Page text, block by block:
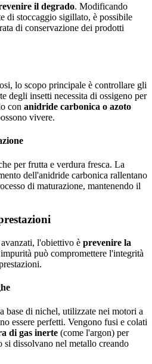
il degrado. Modificando
di stoccaggio sigillato, è possibile
di conservazione dei prodotti
lo scopo principale è controllare gli
degli insetti necessita di ossigeno per
con anidride carbonica o azoto
vivere.
per frutta e verdura fresca. La
dell'anidride carbonica rallentano
di maturazione, mantenendo il
l'obiettivo è prevenire la
può compromettere l'integrità
base di nichel, utilizzate nei motori a
essere perfetti. Vengono fusi e colati
di gas inerte (come l'argon) per
si dissolvano nel metallo creando